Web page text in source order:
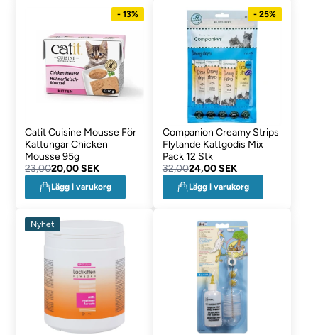
- 13%
Catit Cuisine Mousse För
Kattungar Chicken
Mousse 95g
23,0020,00 SEK
Lägg i varukorg
- 25%
Companion Creamy Strips
Flytande Kattgodis Mix
Pack 12 Stk
32,0024,00 SEK
Lägg i varukorg
Nyhet